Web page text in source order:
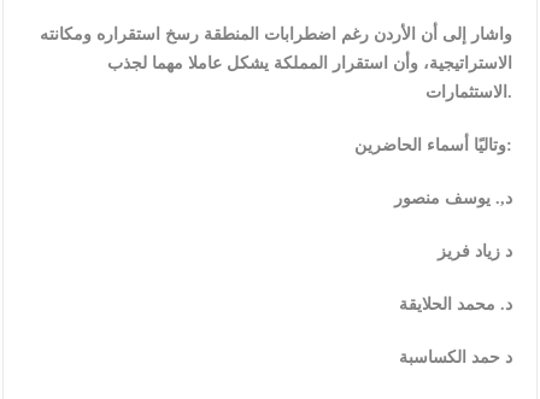
واشار إلى أن الأردن رغم اضطرابات المنطقة رسخ استقراره ومكانته
الاستراتيجية، وأن استقرار المملكة يشكل عاملا مهما لجذب
الاستثمارات.
وتاليًا أسماء الحاضرين:
د,. يوسف منصور
د زياد فريز
د. محمد الحلايقة
د حمد الكساسبة